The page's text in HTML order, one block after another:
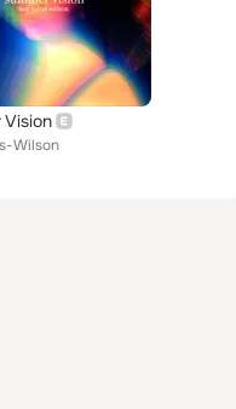
Vision
Wilson